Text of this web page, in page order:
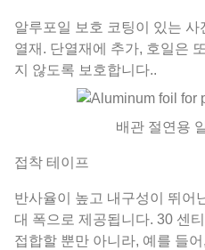
알루포일 보호 코팅이 있는
열재. 단열재에 추가, 호일은
지 않도록 보호합니다..
배관 절연용
접착 테이프
반사율이 높고 내구성이 뛰어
대 폭으로 제공됩니다. 30 센
접합할 뿐만 아니라, 예를 들